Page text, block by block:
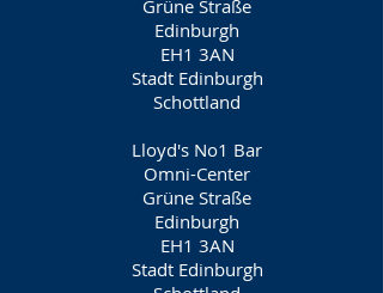
Grüne Straße
Edinburgh
EH1 3AN
Stadt Edinburgh
Schottland
Lloyd's No1 Bar
Omni-Center
Grüne Straße
Edinburgh
EH1 3AN
Stadt Edinburgh